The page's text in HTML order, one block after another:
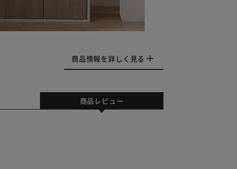
商品情報を詳しく見る
商品レビュー